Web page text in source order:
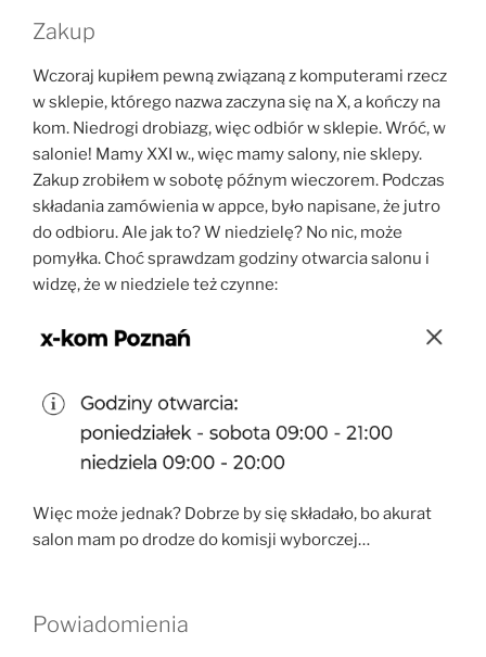
Zakup
Wczoraj kupiłem pewną związaną z komputerami rzecz
w sklepie, którego nazwa zaczyna się na X, a kończy na
kom. Niedrogi drobiazg, więc odbiór w sklepie. Wróć, w
salonie! Mamy XXI w., więc mamy salony, nie sklepy.
Zakup zrobiłem w sobotę późnym wieczorem. Podczas
składania zamówienia w appce, było napisane, że jutro
do odbioru. Ale jak to? W niedzielę? No nic, może
pomyłka. Choć sprawdzam godziny otwarcia salonu i
widzę, że w niedziele też czynne:
Więc może jednak? Dobrze by się składało, bo akurat
salon mam po drodze do komisji wyborczej…
Powiadomienia